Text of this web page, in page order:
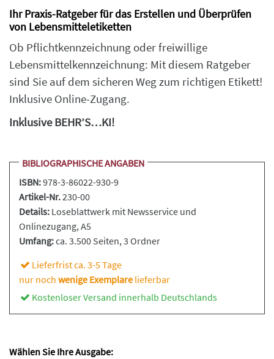
Ihr Praxis-Ratgeber für das Erstellen und Überprüfen
von Lebensmitteletiketten
Ob Pflichtkennzeichnung oder freiwillige
Lebensmittelkennzeichnung: Mit diesem Ratgeber
sind Sie auf dem sicheren Weg zum richtigen Etikett!
Inklusive Online-Zugang.
Inklusive BEHR’S…KI!
BIBLIOGRAPHISCHE ANGABEN
ISBN:978-3-86022-930-9
Artikel-Nr.230-00
Details: Loseblattwerk mit Newsservice und
Onlinezugang, A5
Umfang:ca. 3.500 Seiten, 3 Ordner
Lieferfrist ca. 3-5 Tage
nur noch wenige Exemplare lieferbar
Kostenloser Versand innerhalb Deutschlands
Wählen Sie Ihre Ausgabe: